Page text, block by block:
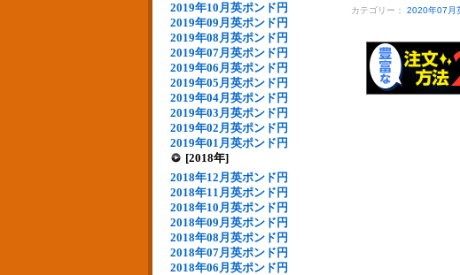
2019年10月英ポンド円
2019年09月英ポンド円
2019年08月英ポンド円
2019年07月英ポンド円
2019年06月英ポンド円
2019年05月英ポンド円
2019年04月英ポンド円
2019年03月英ポンド円
2019年02月英ポンド円
2019年01月英ポンド円
[2018年]
2018年12月英ポンド円
2018年11月英ポンド円
2018年10月英ポンド円
2018年09月英ポンド円
2018年08月英ポンド円
2018年07月英ポンド円
2018年06月英ポンド円
カテゴリー： 2020年07月